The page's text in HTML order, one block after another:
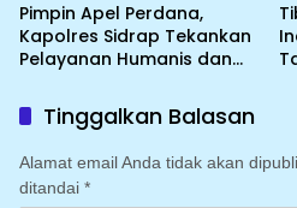
Pimpin Apel Perdana,
Kapolres Sidrap Tekankan
Pelayanan Humanis dan
Tinggalkan Balasan
Alamat email Anda tidak akan
ditandai *